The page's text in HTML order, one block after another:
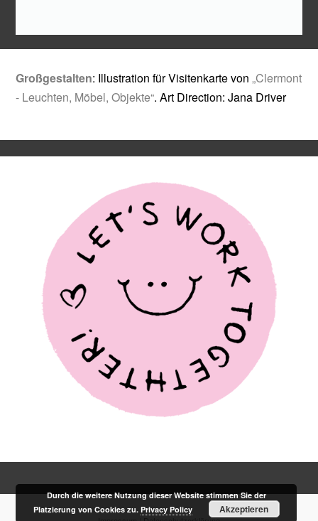
Großgestalten: Illustration für Visitenkarte von„Clermont
- Leuchten, Möbel, Objekte“. Art Direction: Jana Driver
Durch die weitere Nutzung dieser Website stimmen Sie der
Platzierung von Cookies zu. Privacy Policy Akzeptieren